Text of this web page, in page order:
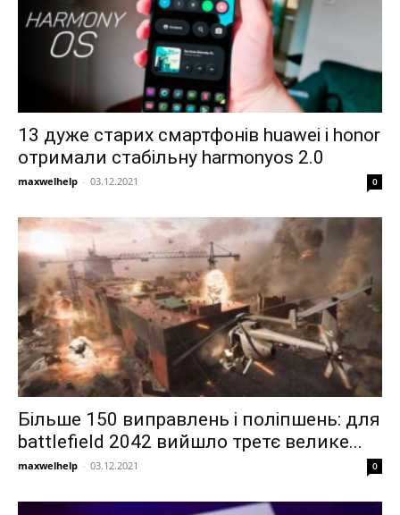
13 дуже старих смартфонів huawei і honor
отримали стабільну harmonyos 2.0
maxwelhelp - 03.12.2021 0
Більше 150 виправлень і поліпшень: для
battlefield 2042 вийшло третє велике...
maxwelhelp - 03.12.2021 0